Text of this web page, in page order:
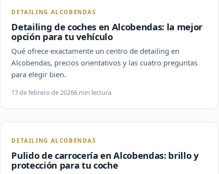
DETAILING ALCOBENDAS
Detailing de coches en Alcobendas: la mejor
opción para tu vehículo
Qué ofrece exactamente un centro de detailing en
Alcobendas, precios orientativos y las cuatro preguntas
para elegir bien.
17 de febrero de 20266 min lectura
DETAILING ALCOBENDAS
Pulido de carrocería en Alcobendas: brillo y
protección para tu coche